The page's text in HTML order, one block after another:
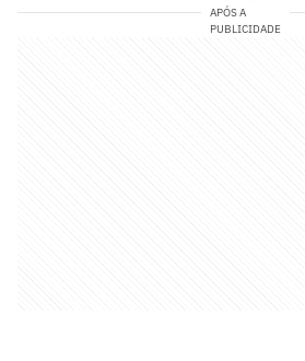
APÓS A
PUBLICIDADE